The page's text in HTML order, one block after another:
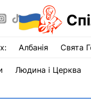
Албанія Свята
Людина і Церква